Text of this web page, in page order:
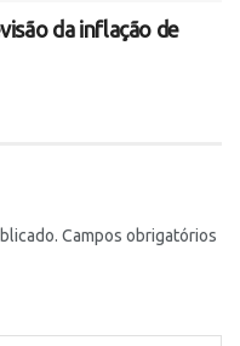
da inflação de
Campos obrigatórios